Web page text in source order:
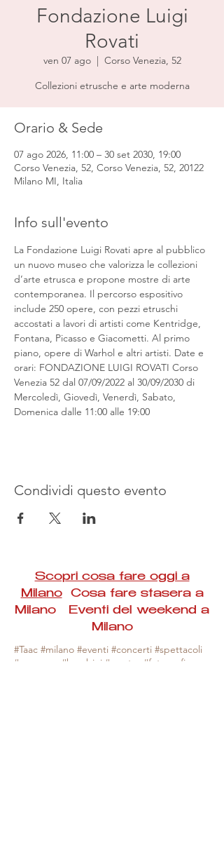
Fondazione Luigi
Rovati
ven 07 ago
  |
Corso Venezia, 52
Collezioni etrusche e arte moderna
Orario & Sede
07 ago 2026, 11:00 – 30 set 2030, 19:00
Corso Venezia, 52, Corso Venezia, 52, 20122
Milano MI, Italia
Info sull'evento
La Fondazione Luigi Rovati apre al pubblico
un nuovo museo che valorizza le collezioni
d’arte etrusca e propone mostre di arte
contemporanea. Il percorso espositivo
include 250 opere, con pezzi etruschi
accostati a lavori di artisti come Kentridge,
Fontana, Picasso e Giacometti. Al primo
piano, opere di Warhol e altri artisti. Date e
orari: FONDAZIONE LUIGI ROVATI Corso
Venezia 52 dal 07/09/2022 al 30/09/2030 di
Mercoledì, Giovedì, Venerdì, Sabato,
Domenica dalle 11:00 alle 19:00
Condividi questo evento
Scopri cosa fare oggi a
MilanoCosa fare stasera a
Milano Eventi del weekend a
Milano
#Taac #milano #eventi #concerti #spettacoli
#rassegne #bambini #mostre #fotografia